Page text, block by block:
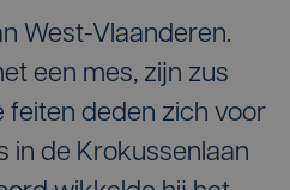
West-Vlaanderen.
een mes, zijn zus
feiten deden zich voor
in de Krokussenlaan